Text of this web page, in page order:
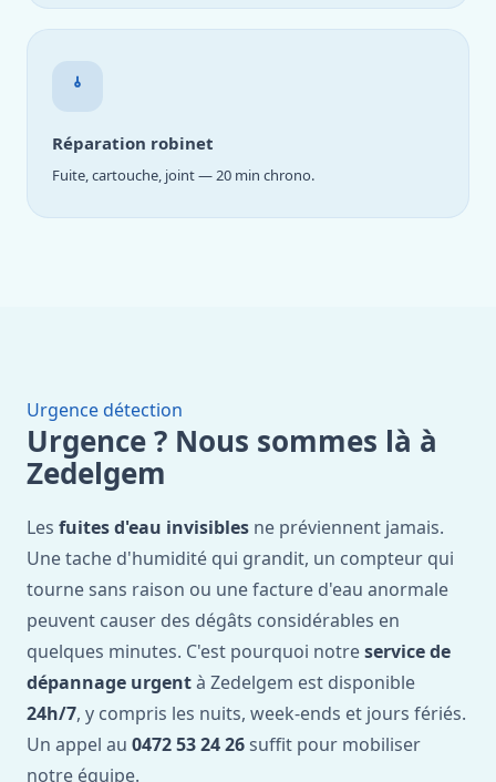
Réparation robinet
Fuite, cartouche, joint — 20 min chrono.
Urgence détection
Urgence ? Nous sommes là à
Zedelgem
Les fuites d'eau invisibles ne préviennent jamais.
Une tache d'humidité qui grandit, un compteur qui
tourne sans raison ou une facture d'eau anormale
peuvent causer des dégâts considérables en
quelques minutes. C'est pourquoi notreservice de
dépannage urgentà Zedelgem est disponible
24h/7, y compris les nuits, week-ends et jours fériés.
Un appel au 0472 53 24 26 suffit pour mobiliser
notre équipe.